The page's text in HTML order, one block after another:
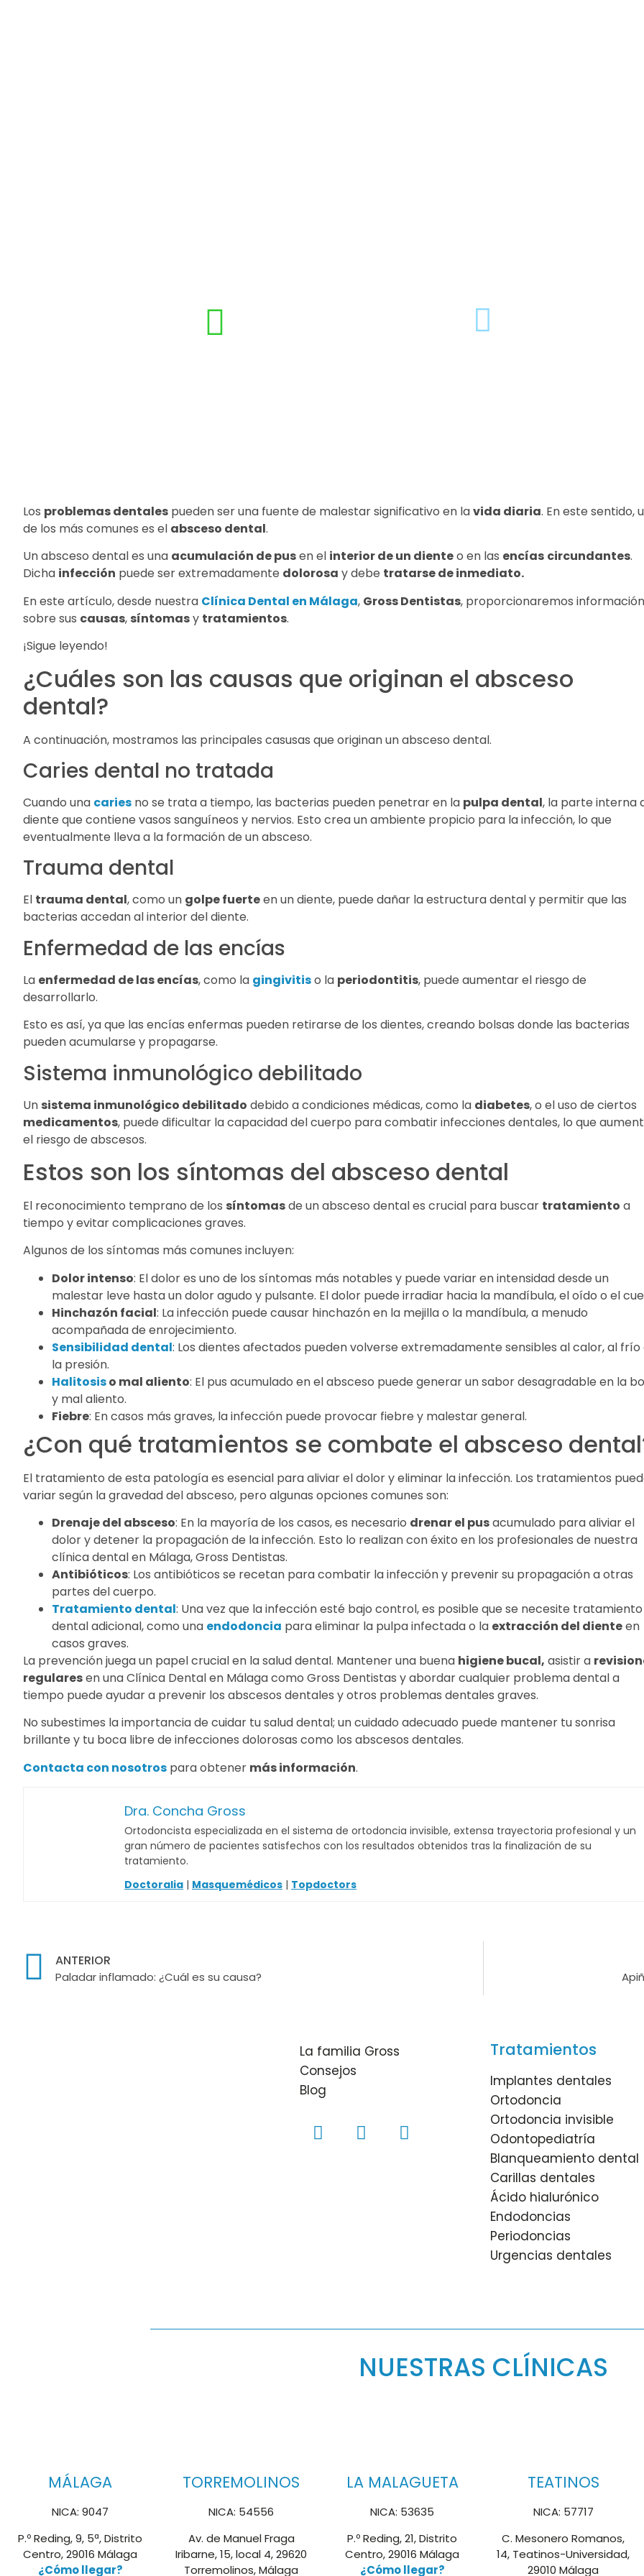
Los problemas dentales pueden ser una fuente de malestar significativo en lavida diaria. En este sentido,
de los más comunes es el absceso dental.
Un absceso dental es una acumulación de pusen el interior de un dienteo en las encías circundantes.
Dicha infección puede ser extremadamente dolorosa y debe tratarse de inmediato.
En este artículo, desde nuestra Clínica Dental en Málaga, Gross Dentistas, proporcionaremos información
sobre sus causas, síntomasy tratamientos.
¡Sigue leyendo!
¿Cuáles son las causas que originan el absceso
dental?
A continuación, mostramos las principales casusas que originan un absceso dental.
Caries dental no tratada
Cuando una caries no se trata a tiempo, las bacterias pueden penetrar en la pulpa dental, la parte interna
diente que contiene vasos sanguíneos y nervios. Esto crea un ambiente propicio para la infección, lo que
eventualmente lleva a la formación de un absceso.
Trauma dental
El trauma dental, como un golpe fuerteen un diente, puede dañar la estructura dental y permitir que las
bacterias accedan al interior del diente.
Enfermedad de las encías
La enfermedad de las encías, como la gingivitiso la periodontitis, puede aumentar el riesgo de
desarrollarlo.
Esto es así, ya que las encías enfermas pueden retirarse de los dientes, creando bolsas donde las bacterias
pueden acumularse y propagarse.
Sistema inmunológico debilitado
Un sistema inmunológico debilitado debido a condiciones médicas, como la diabetes, o el uso de ciertos
medicamentos, puede dificultar la capacidad del cuerpo para combatir infecciones dentales, lo que
el riesgo de abscesos.
Estos son los síntomas del absceso dental
El reconocimiento temprano de los síntomasde un absceso dental es crucial para buscar tratamiento a
tiempo y evitar complicaciones graves.
Algunos de los síntomas más comunes incluyen:
Dolor intenso: El dolor es uno de los síntomas más notables y puede variar en intensidad desde un
malestar leve hasta un dolor agudo y pulsante. El dolor puede irradiar hacia la mandíbula, el oído o el
Hinchazón facial: La infección puede causar hinchazón en la mejilla o la mandíbula, a menudo
acompañada de enrojecimiento.
Sensibilidad dental: Los dientes afectados pueden volverse extremadamente sensibles al calor, al frío
la presión.
Halitosiso mal aliento: El pus acumulado en el absceso puede generar un sabor desagradable en la
y mal aliento.
Fiebre: En casos más graves, la infección puede provocar fiebre y malestar general.
¿Con qué tratamientos se combate el absceso
El tratamiento de esta patología es esencial para aliviar el dolor y eliminar la infección. Los tratamientos
variar según la gravedad del absceso, pero algunas opciones comunes son:
Drenaje del absceso: En la mayoría de los casos, es necesario drenar el pusacumulado para aliviar el
dolor y detener la propagación de la infección. Esto lo realizan con éxito en los profesionales de nuestra
clínica dental en Málaga, Gross Dentistas.
Antibióticos: Los antibióticos se recetan para combatir la infección y prevenir su propagación a otras
partes del cuerpo.
Tratamiento dental: Una vez que la infección esté bajo control, es posible que se necesite tratamiento
dental adicional, como una endodoncia para eliminar la pulpa infectada o la extracción del dienteen
casos graves.
La prevención juega un papel crucial en la salud dental. Mantener una buena higiene bucal, asistir a
regularesen una Clínica Dental en Málaga como Gross Dentistas y abordar cualquier problema dental a
tiempo puede ayudar a prevenir los abscesos dentales y otros problemas dentales graves.
No subestimes la importancia de cuidar tu salud dental; un cuidado adecuado puede mantener tu sonrisa
brillante y tu boca libre de infecciones dolorosas como los abscesos dentales.
Contacta con nosotros para obtener más información.
Dra. Concha Gross
Ortodoncista especializada en el sistema de ortodoncia invisible, extensa trayectoria profesional y un
gran número de pacientes satisfechos con los resultados obtenidos tras la finalización de su
tratamiento.
Doctoralia | Masquemédicos | Topdoctors
ANTERIOR
Paladar inflamado: ¿Cuál es su causa?
La familia Gross
Consejos
Blog
Tratamientos
Implantes dentales
Ortodoncia
Ortodoncia invisible
Odontopediatría
Blanqueamiento dental
Carillas dentales
Ácido hialurónico
Endodoncias
Periodoncias
Urgencias dentales
NUESTRAS CLÍNICAS
MÁLAGA
NICA: 9047
P.º Reding, 9, 5ª, Distrito
Centro, 29016 Málaga
¿Cómo llegar?
TORREMOLINOS
NICA: 54556
Av. de Manuel Fraga
Iribarne, 15, local 4, 29620
Torremolinos, Málaga
LA MALAGUETA
NICA: 53635
P.º Reding, 21, Distrito
Centro, 29016 Málaga
¿Cómo llegar?
TEATINOS
NICA: 57717
C. Mesonero Romanos,
14, Teatinos-Universidad,
29010 Málaga